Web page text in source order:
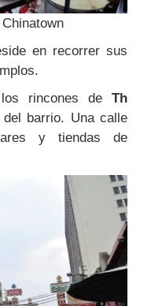
en recorrer sus
rincones de Th
barrio. Una calle
y tiendas de